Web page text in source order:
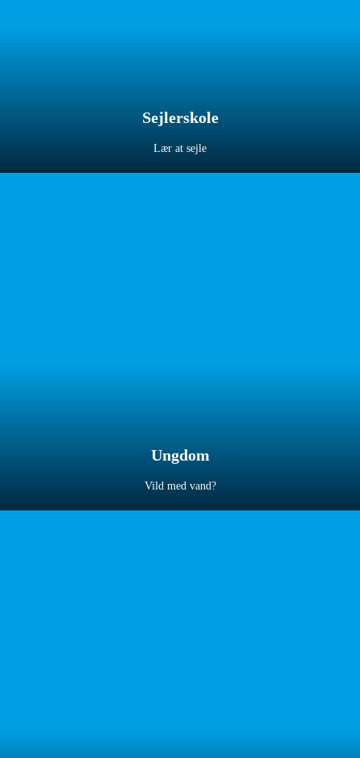
Sejlerskole
Lær at sejle
Ungdom
Vild med vand?